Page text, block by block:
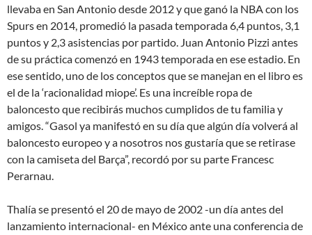
llevaba en San Antonio desde 2012 y que ganó la NBA con los
Spurs en 2014, promedió la pasada temporada 6,4 puntos, 3,1
puntos y 2,3 asistencias por partido. Juan Antonio Pizzi antes
de su práctica comenzó en 1943 temporada en ese estadio. En
ese sentido, uno de los conceptos que se manejan en el libro es
el de la ‘racionalidad miope’. Es una increíble ropa de
baloncesto que recibirás muchos cumplidos de tu familia y
amigos. “Gasol ya manifestó en su día que algún día volverá al
baloncesto europeo y a nosotros nos gustaría que se retirase
con la camiseta del Barça”, recordó por su parte Francesc
Perarnau.
Thalía se presentó el 20 de mayo de 2002 -un día antes del
lanzamiento internacional- en México ante una conferencia de